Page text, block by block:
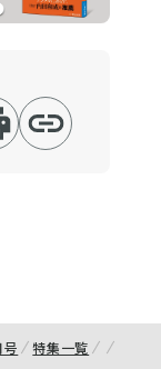
特集一覧